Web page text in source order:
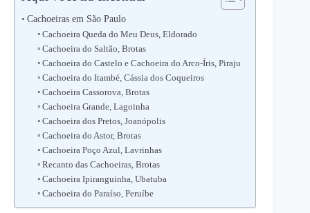
Cachoeiras em São Paulo
Cachoeira Queda do Meu Deus, Eldorado
Cachoeira do Saltão, Brotas
Cachoeira do Castelo e Cachoeira do Arco-Íris, Piraju
Cachoeira do Itambé, Cássia dos Coqueiros
Cachoeira Cassorova, Brotas
Cachoeira Grande, Lagoinha
Cachoeira dos Pretos, Joanópolis
Cachoeira do Astor, Brotas
Cachoeira Poço Azul, Lavrinhas
Recanto das Cachoeiras, Brotas
Cachoeira Ipiranguinha, Ubatuba
Cachoeira do Paraíso, Peruíbe